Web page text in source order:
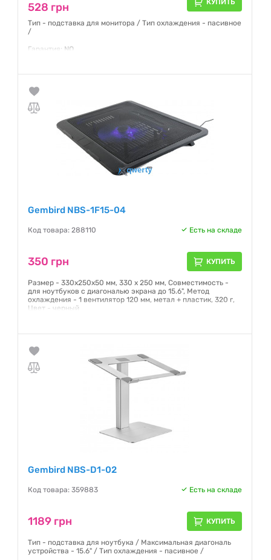
528 грн
Тип - подставка для монитора / Тип охлаждения - пасивное
/
Гарантия: NO
Gembird NBS-1F15-04
Код товара: 288110 Есть на складе
350 грн КУПИТЬ
Размер - 330х250х50 мм, 330 х 250 мм, Совместимость -
для ноутбуков с диагональю экрана до 15.6", Метод
охлаждения - 1 вентилятор 120 мм, метал + пластик, 320 г,
Цвет - черный
Gembird NBS-D1-02
Код товара: 359883 Есть на складе
1189 грн КУПИТЬ
Тип - подставка для ноутбука / Максимальная диагональ
устройства - 15.6" / Тип охлаждения - пасивное /